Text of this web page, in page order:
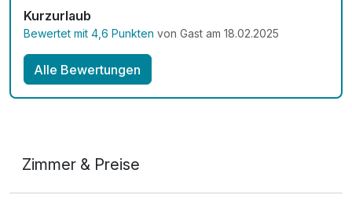
Kurzurlaub
Bewertet mit 4,6 Punkten von Gast am 18.02.2025
Alle Bewertungen
Zimmer & Preise